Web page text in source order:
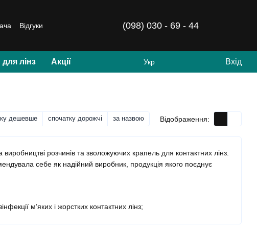
Відгуки (098) 030 - 69 - 44
лінз Акції Укр Вхід
дешевше спочатку дорожчі за назвою Відображення:
виробництві розчинів та зволожуючих крапель для контактних лінз.
себе як надійний виробник, продукція якого поєднує
м’яких і жорстких контактних лінз;